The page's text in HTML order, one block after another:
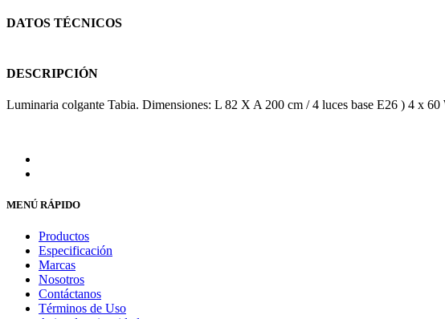
DATOS TÉCNICOS
DESCRIPCIÓN
Luminaria colgante Tabia. Dimensiones: L 82 X A 200 cm / 4 luces base E26 ) 4 x
MENÚ RÁPIDO
Productos
Especificación
Marcas
Nosotros
Contáctanos
Términos de Uso